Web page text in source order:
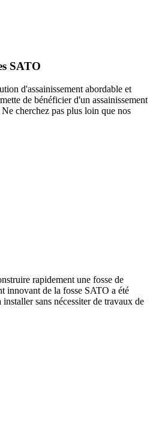
SATO
d'assainissement abordable et
de bénéficier d'un assainissement
cherchez pas plus loin que nos
rapidement une fosse de
innovant de la fosse SATO a été
sans nécessiter de travaux de